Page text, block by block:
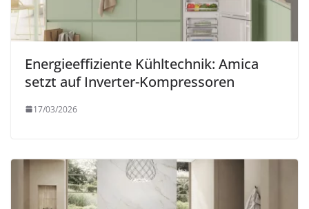
Energieeffiziente Kühltechnik: Amica
setzt auf Inverter-Kompressoren
17/03/2026